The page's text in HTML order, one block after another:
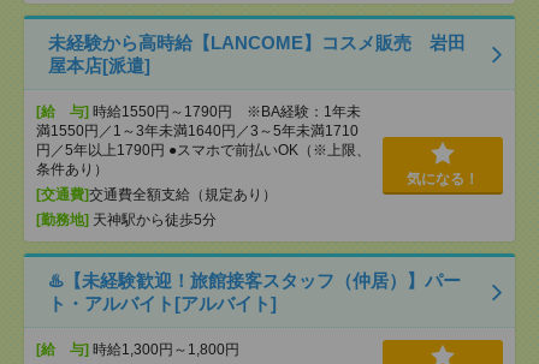
未経験から高時給【LANCOME】コスメ販売 岩田
屋本店[派遣]
[給 与] 時給1550円～1790円 ※BA経験：1年未
満1550円／1～3年未満1640円／3～5年未満1710
円／5年以上1790円 ●スマホで前払いOK（※上限、
条件あり）
[交通費]交通費全額支給（規定あり）
[勤務地] 天神駅から徒歩5分
気になる！
♨️【未経験歓迎！旅館接客スタッフ（仲居）】パー
ト・アルバイト[アルバイト]
[給 与] 時給1,300円～1,800円